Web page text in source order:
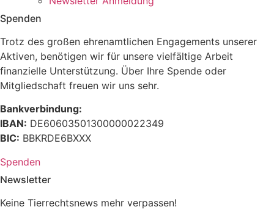
Spenden
Trotz des großen ehrenamtlichen Engagements unserer
Aktiven, benötigen wir für unsere vielfältige Arbeit
finanzielle Unterstützung. Über Ihre Spende oder
Mitgliedschaft freuen wir uns sehr.
Bankverbindung:
IBAN: DE60603501300000022349
BIC: BBKRDE6BXXX
Spenden
Newsletter
Keine Tierrechtsnews mehr verpassen!